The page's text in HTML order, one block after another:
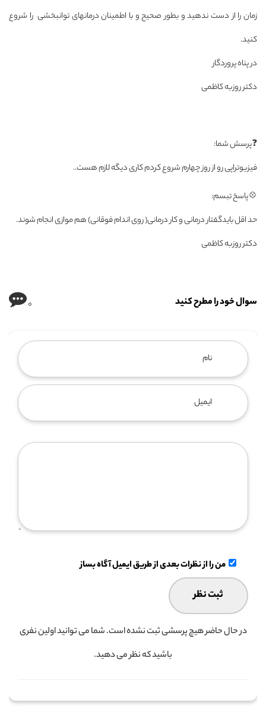
زمان را از دست ندهید و بطور صحیح و با اطمینان درمانهای توانبخشی را شروع
کنید.
در پناه پروردگار
دکتر روزبه کاظمی
❓پرسش شما:
فیزیوتراپی رو از روز چهارم شروع کردم کاری دیگه لازم هست..
💠پاسخ تبسم:
حد اقل بایدگفتار درمانی و کار درمانی( روی اندام فوقانی) هم موازی انجام شوند.
دکتر روزبه کاظمی
سوال خود را مطرح کنید 0
من را از نظرات بعدی از طریق ایمیل آگاه بساز
در حال حاضر هیچ پرسشی ثبت نشده است. شما می توانید اولین نفری
باشید که نظر می دهید.